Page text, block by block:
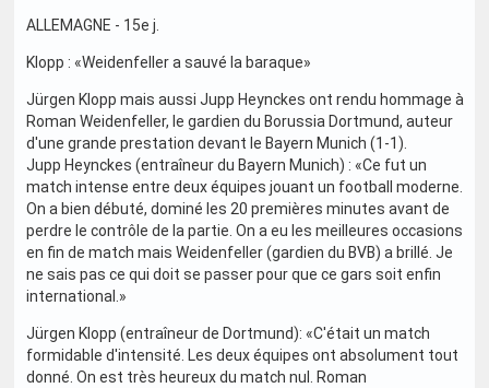
ALLEMAGNE - 15e j.
Klopp : «Weidenfeller a sauvé la baraque»
Jürgen Klopp mais aussi Jupp Heynckes ont rendu hommage à
Roman Weidenfeller, le gardien du Borussia Dortmund, auteur
d'une grande prestation devant le Bayern Munich (1-1).
Jupp Heynckes (entraîneur du Bayern Munich) : «Ce fut un
match intense entre deux équipes jouant un football moderne.
On a bien débuté, dominé les 20 premières minutes avant de
perdre le contrôle de la partie. On a eu les meilleures occasions
en fin de match mais Weidenfeller (gardien du BVB) a brillé. Je
ne sais pas ce qui doit se passer pour que ce gars soit enfin
international.»
Jürgen Klopp (entraîneur de Dortmund): «C'était un match
formidable d'intensité. Les deux équipes ont absolument tout
donné. On est très heureux du match nul. Roman